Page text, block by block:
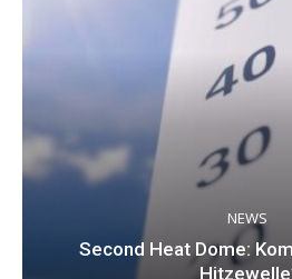
NEWS
Second Heat Dome: